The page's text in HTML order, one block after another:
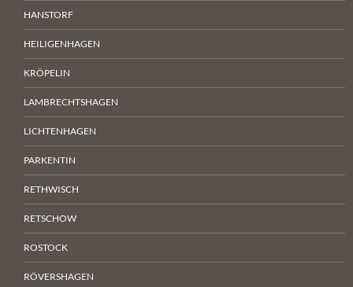
HANSTORF
HEILIGENHAGEN
KRÖPELIN
LAMBRECHTSHAGEN
LICHTENHAGEN
PARKENTIN
RETHWISCH
RETSCHOW
ROSTOCK
RÖVERSHAGEN